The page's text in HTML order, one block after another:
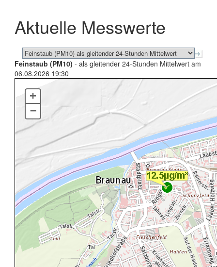
schließen
Aktuelle Messwerte
Feinstaub (PM10) - als gleitender 24-Stunden Mittelwert am
06.08.2026 19:30
+
–